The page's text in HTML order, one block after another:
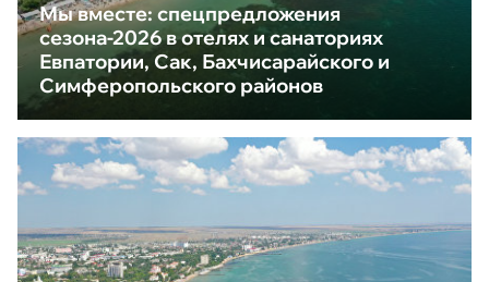
Мы вместе: спецпредложения
сезона-2026 в отелях и санаториях
Евпатории, Сак, Бахчисарайского и
Симферопольского районов